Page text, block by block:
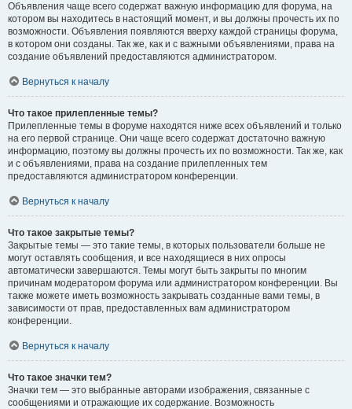
Объявления чаще всего содержат важную информацию для форума, на
котором вы находитесь в настоящий момент, и вы должны прочесть их по
возможности. Объявления появляются вверху каждой страницы форума,
в котором они созданы. Так же, как и с важными объявлениями, права на
создание объявлений предоставляются администратором.
Вернуться к началу
Что такое прилепленные темы?
Прилепленные темы в форуме находятся ниже всех объявлений и только
на его первой странице. Они чаще всего содержат достаточно важную
информацию, поэтому вы должны прочесть их по возможности. Так же, как
и с объявлениями, права на создание прилепленных тем
предоставляются администратором конференции.
Вернуться к началу
Что такое закрытые темы?
Закрытые темы — это такие темы, в которых пользователи больше не
могут оставлять сообщения, и все находящиеся в них опросы
автоматически завершаются. Темы могут быть закрыты по многим
причинам модератором форума или администратором конференции. Вы
также можете иметь возможность закрывать созданные вами темы, в
зависимости от прав, предоставленных вам администратором
конференции.
Вернуться к началу
Что такое значки тем?
Значки тем — это выбранные авторами изображения, связанные с
сообщениями и отражающие их содержание. Возможность